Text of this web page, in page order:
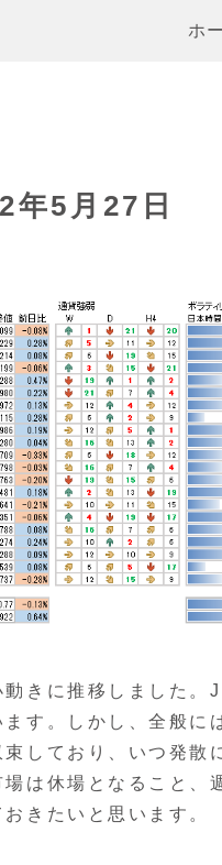
ホ
年5月27日
きに推移しました
す。しかし、全般
しており、いつ発散
は休場となること、
きたいと思います。